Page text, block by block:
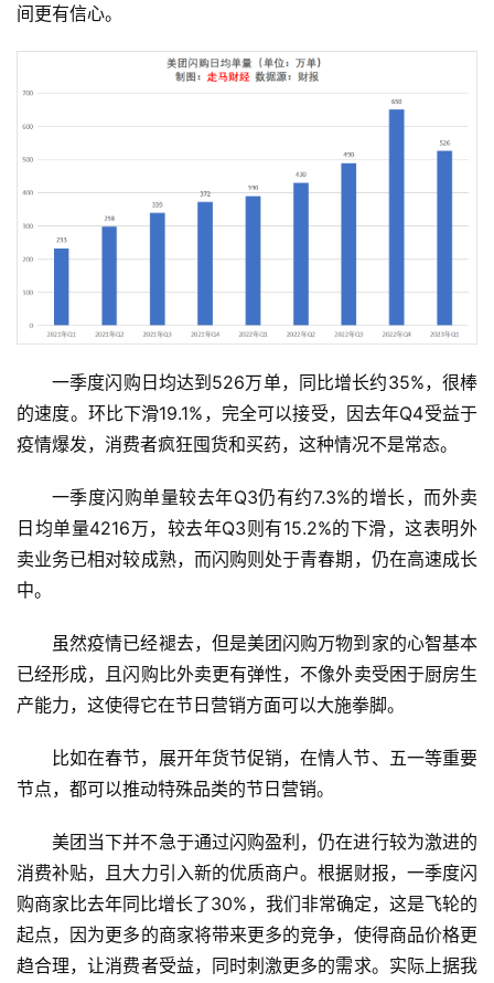
商
人
工
智
A
科
技
创
投
数
说
专
栏
专
间更有信心。
一季度闪购日均达到526万单，同比增长约35%，很棒
的速度。环比下滑19.1%，完全可以接受，因去年Q4受益于
疫情爆发，消费者疯狂囤货和买药，这种情况不是常态。
一季度闪购单量较去年Q3仍有约7.3%的增长，而外卖
日均单量4216万，较去年Q3则有15.2%的下滑，这表明外
卖业务已相对较成熟，而闪购则处于青春期，仍在高速成长
中。
虽然疫情已经褪去，但是美团闪购万物到家的心智基本
已经形成，且闪购比外卖更有弹性，不像外卖受困于厨房生
产能力，这使得它在节日营销方面可以大施拳脚。
比如在春节，展开年货节促销，在情人节、五一等重要
节点，都可以推动特殊品类的节日营销。
美团当下并不急于通过闪购盈利，仍在进行较为激进的
消费补贴，且大力引入新的优质商户。根据财报，一季度闪
购商家比去年同比增长了30%，我们非常确定，这是飞轮的
起点，因为更多的商家将带来更多的竞争，使得商品价格更
趋合理，让消费者受益，同时刺激更多的需求。实际上据我